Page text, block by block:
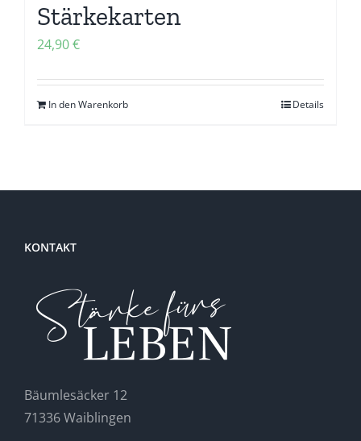
Stärkekarten
24,90€
In den Warenkorb Details
KONTAKT
Bäumlesäcker 12
71336 Waiblingen